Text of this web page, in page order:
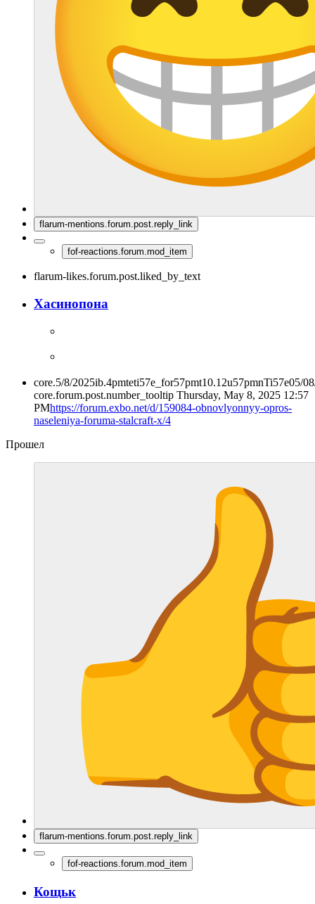
flarum-mentions.forum.post.reply_link
fof-reactions.forum.mod_item
flarum-likes.forum.post.liked_by_text
Хасинопона
core.5/8/2025ib.4pmteti57e_for57pmt10.12u57pmnTi57e05/
core.forum.post.number_tooltip Thursday, May 8, 2025 12:57
PMhttps://forum.exbo.net/d/159084-obnovlyonnyy-opros-
naseleniya-foruma-stalcraft-x/4
Прошел
flarum-mentions.forum.post.reply_link
fof-reactions.forum.mod_item
Кощьк